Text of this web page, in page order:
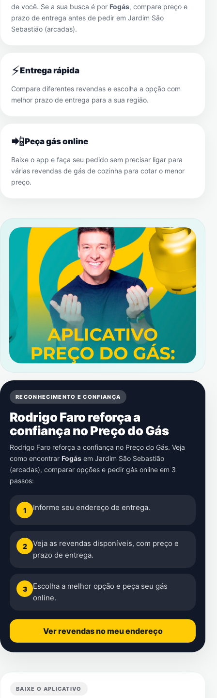
de você. Se a sua busca é por Fogás, compare preço e
prazo de entrega antes de pedir em Jardim São
Sebastião (arcadas).
⚡Entrega rápida
Compare diferentes revendas e escolha a opção com
melhor prazo de entrega para a sua região.
📲Peça gás online
Baixe o app e faça seu pedido sem precisar ligar para
várias revendas de gás de cozinha para cotar o menor
preço.
RECONHECIMENTO E CONFIANÇA
Rodrigo Faro reforça a
confiança no Preço do Gás
Rodrigo Faro reforça a confiança no Preço do Gás. Veja
como encontrar Fogás em Jardim São Sebastião
(arcadas), comparar opções e pedir gás online em 3
passos:
1 Informe seu endereço de entrega.
2
Veja as revendas disponíveis, com preço e
prazo de entrega.
3
Escolha a melhor opção e peça seu gás
online.
Ver revendas no meu endereço
BAIXE O APLICATIVO